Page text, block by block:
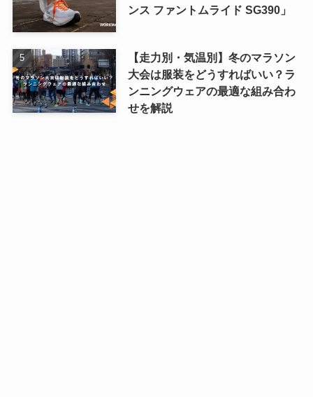
ンス ファントムライド SG390」
【走力別・気温別】冬のマラソン
大会は服装をどうすればいい？ラ
ンニングウェアの最適な組み合わ
せを解説